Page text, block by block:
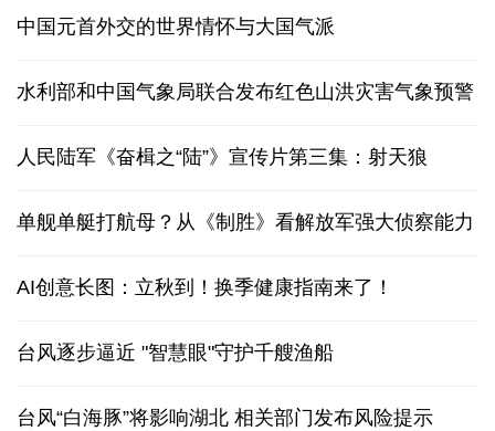
中国元首外交的世界情怀与大国气派
水利部和中国气象局联合发布红色山洪灾害气象预警
人民陆军《奋楫之“陆”》宣传片第三集：射天狼
单舰单艇打航母？从《制胜》看解放军强大侦察能力
AI创意长图：立秋到！换季健康指南来了！
台风逐步逼近 "智慧眼"守护千艘渔船
台风“白海豚”将影响湖北 相关部门发布风险提示